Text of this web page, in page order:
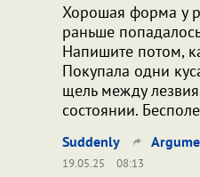
Хорошая форма у
раньше
Напишите потом,
Покупала одни
щель между
состоянии.
Suddenly
19.05.25
08:13